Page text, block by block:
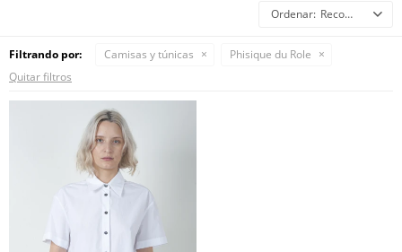
Recomendados
Filtrando por: Camisas y túnicas
Phisique du Role
Quitar filtros